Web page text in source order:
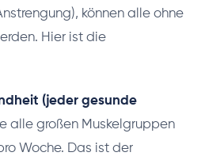
können alle ohne
Hier ist die
(jeder gesunde
alle großen Muskelgruppen
Woche. Das ist der